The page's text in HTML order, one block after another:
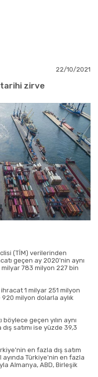
22/10/2021
zirve
(TİM) verilerinden
geçen ay 2020'nin aynı
783 milyon 227 bin
1 milyar 251 milyon
milyon dolarla aylık
geçen yılın aynı
satımı ise yüzde 39,3
en fazla dış satım
ayında Türkiye'nin en fazla
Almanya, ABD, Birleşik